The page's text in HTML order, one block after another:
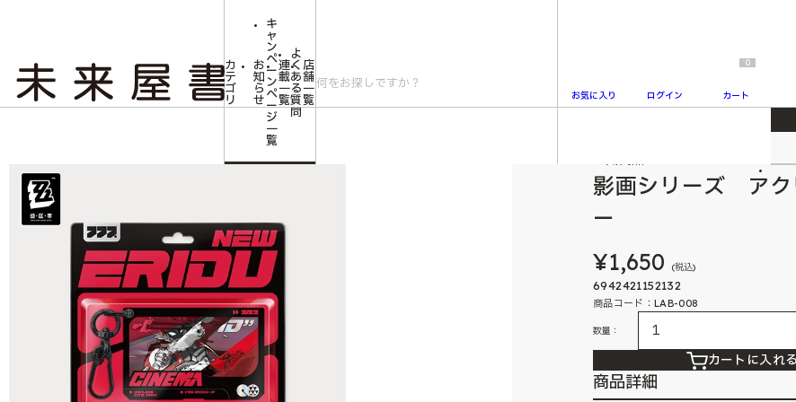
カ
テ
ゴ
リ
お
知
ら
せ
キ
ャ
ン
ペ
ー
ン
ペ
ー
ジ
一
覧
連
載
一
覧
よ
く
あ
る
質
問
店
舗
一
覧
お気に入り ログイン
0
カート
影画シリーズ アクリルキーホルダー 邪兎屋ビリー
影画シリーズ ア
ー
¥1,650 (税込)
6942421152132
商品コード：LAB-008
数量：
カートに入れる
商品詳細